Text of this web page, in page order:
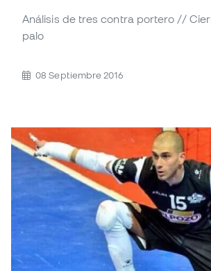
Análisis de tres contra portero //
palo
08 Septiembre 2016